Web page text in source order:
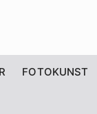
FOTOKUNST